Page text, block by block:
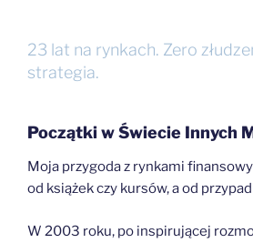
23 lat na rynkach. Zero
strategia.
Początki w Świecie Innych
Moja przygoda z rynkami
od książek czy kursów, a od
W 2003 roku, po inspirującej